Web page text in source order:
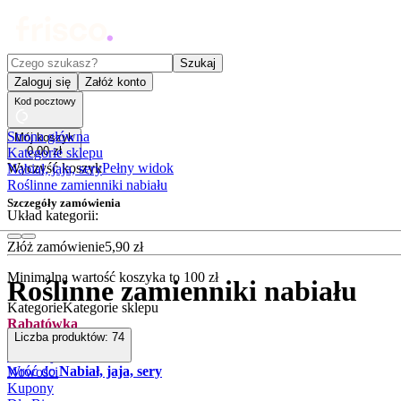
Czego szukasz?
Szukaj
Zaloguj się
Załóż konto
Kod pocztowy
Mój koszyk
0,00 zł
Wyczyść koszykPełny widok
Szczegóły zamówienia
Złóż zamówienie5,90 zł
Minimalna wartość koszyka to 100 zł
KategorieKategorie sklepu
Rabatówka
Outlet
Nowości
Kupony
Strona główna
Kategorie sklepu
Nabiał, jaja, sery
Roślinne zamienniki nabiału
Układ kategorii:
Roślinne zamienniki nabiału
Liczba produktów: 74
Wróć doNabiał, jaja, sery